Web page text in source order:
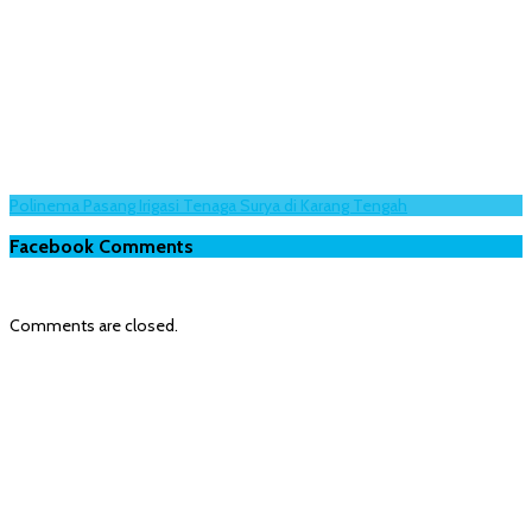
Polinema Pasang Irigasi Tenaga Surya di Karang Tengah
Facebook Comments
Comments are closed.